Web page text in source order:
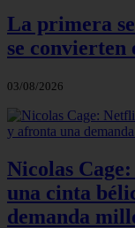
La primera
se convierten
03/08/2026
Nicolas
una cinta
demanda